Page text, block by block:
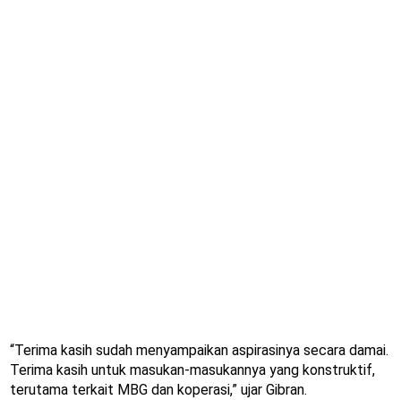
“Terima kasih sudah menyampaikan aspirasinya secara damai.
Terima kasih untuk masukan-masukannya yang konstruktif,
terutama terkait MBG dan koperasi,” ujar Gibran.